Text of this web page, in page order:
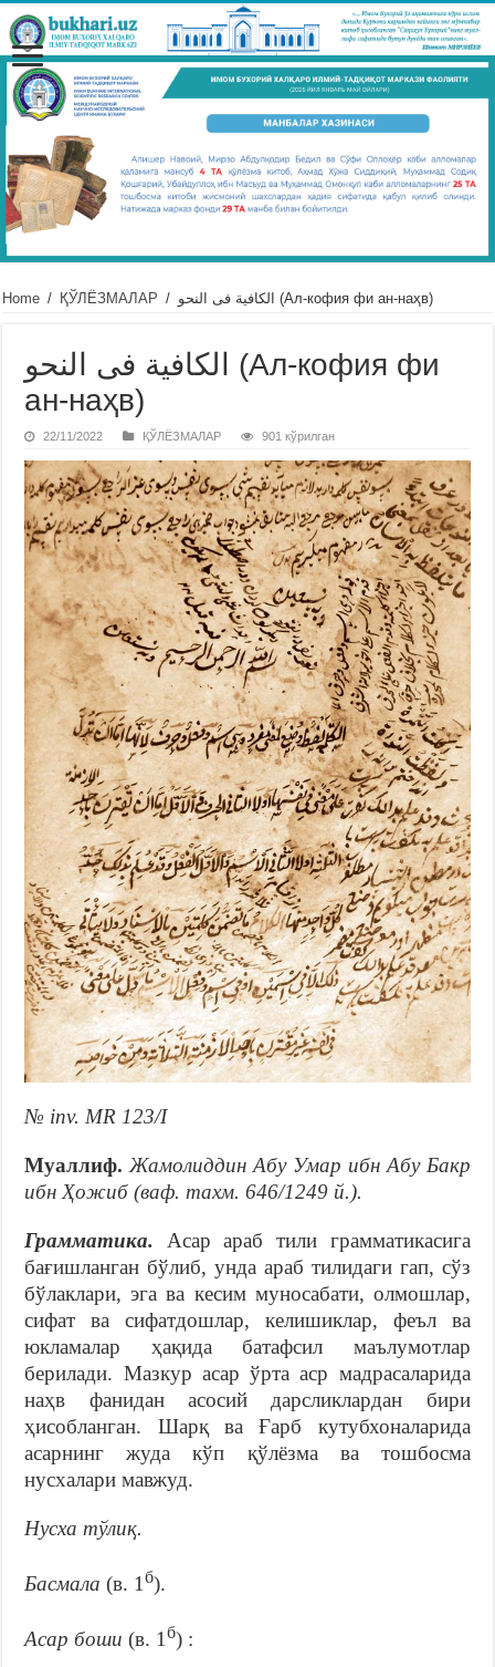
Home / ҚЎЛЁЗМАЛАР / الكافية فى النحو (Ал-кофия фи ан-наҳв)
الكافية فى النحو (Ал-кофия фи
ан-наҳв)
22/11/2022 ҚЎЛЁЗМАЛАР 901 кўрилган
№ inv. MR 123/I
Муаллиф. Жамолиддин Абу Умар ибн Абу Бакр
ибн Ҳожиб (ваф. тахм. 646/1249 й.).
Грамматика. Асар араб тили грамматикасига
бағишланган бўлиб, унда араб тилидаги гап, сўз
бўлаклари, эга ва кесим муносабати, олмошлар,
сифат ва сифатдошлар, келишиклар, феъл ва
юкламалар ҳақида батафсил маълумотлар
берилади. Мазкур асар ўрта аср мадрасаларида
наҳв фанидан асосий дарсликлардан бири
ҳисобланган. Шарқ ва Ғарб кутубхоналарида
асарнинг жуда кўп қўлёзма ва тошбосма
нусхалари мавжуд.
Нусха тўлиқ.
Басмала (в. 1б).
Асар боши (в. 1б) :